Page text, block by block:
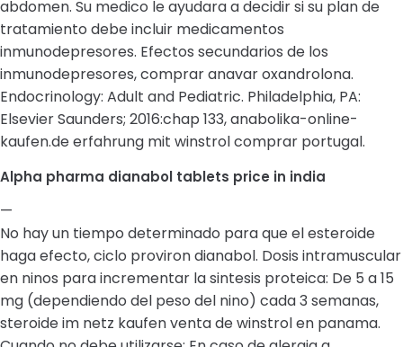
abdomen. Su medico le ayudara a decidir si su plan de
tratamiento debe incluir medicamentos
inmunodepresores. Efectos secundarios de los
inmunodepresores, comprar anavar oxandrolona.
Endocrinology: Adult and Pediatric. Philadelphia, PA:
Elsevier Saunders; 2016:chap 133, anabolika-online-
kaufen.de erfahrung mit winstrol comprar portugal.
Alpha pharma dianabol tablets price in india
—
No hay un tiempo determinado para que el esteroide
haga efecto, ciclo proviron dianabol. Dosis intramuscular
en ninos para incrementar la sintesis proteica: De 5 a 15
mg (dependiendo del peso del nino) cada 3 semanas,
steroide im netz kaufen venta de winstrol en panama.